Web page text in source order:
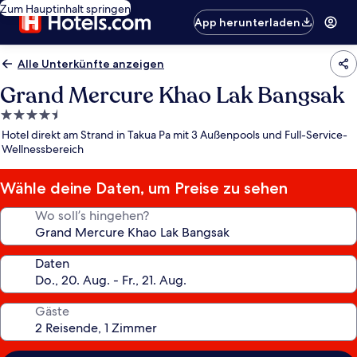
Zum Hauptinhalt springen
App herunterladen
Alle Unterkünfte anzeigen
Grand Mercure Khao Lak Bangsak
4.5-
Sterne-
Unterkunft
Hotel direkt am Strand in Takua Pa mit 3 Außenpools und Full-Service-
Wellnessbereich
Wähle deine Daten, um Preise zu sehen
Wo soll’s hingehen?
Daten
Gäste